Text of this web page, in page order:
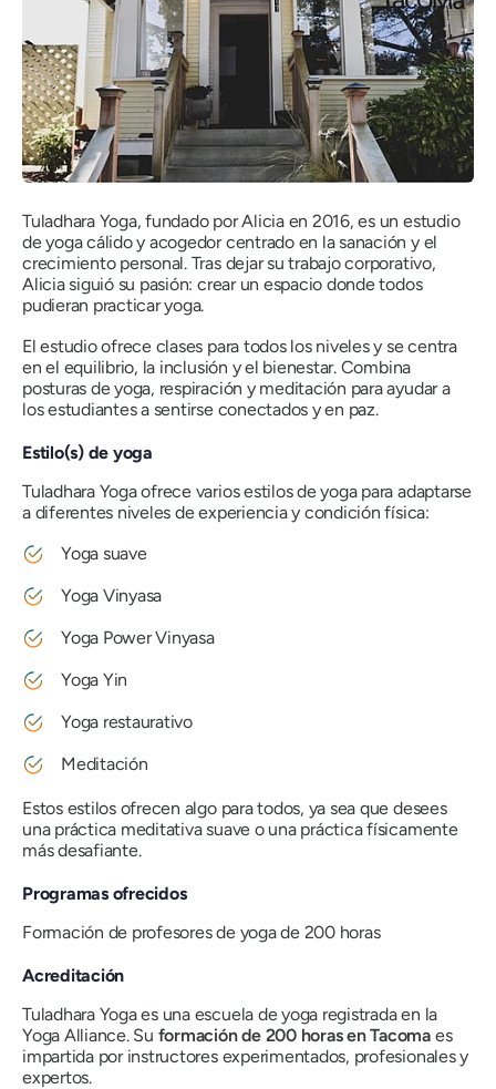
Tuladhara Yoga, fundado por Alicia en 2016, es un estudio
de yoga cálido y acogedor centrado en la sanación y el
crecimiento personal. Tras dejar su trabajo corporativo,
Alicia siguió su pasión: crear un espacio donde todos
pudieran practicar yoga.
El estudio ofrece clases para todos los niveles y se centra
en el equilibrio, la inclusión y el bienestar. Combina
posturas de yoga, respiración y meditación para ayudar a
los estudiantes a sentirse conectados y en paz.
Estilo(s) de yoga
Tuladhara Yoga ofrece varios estilos de yoga para adaptarse
a diferentes niveles de experiencia y condición física:
Yoga suave
Yoga Vinyasa
Yoga Power Vinyasa
Yoga Yin
Yoga restaurativo
Meditación
Estos estilos ofrecen algo para todos, ya sea que desees
una práctica meditativa suave o una práctica físicamente
más desafiante.
Programas ofrecidos
Formación de profesores de yoga de 200 horas
Acreditación
Tuladhara Yoga es una escuela de yoga registrada en la
Yoga Alliance. Su formación de 200 horas en Tacoma es
impartida por instructores experimentados, profesionales y
expertos.